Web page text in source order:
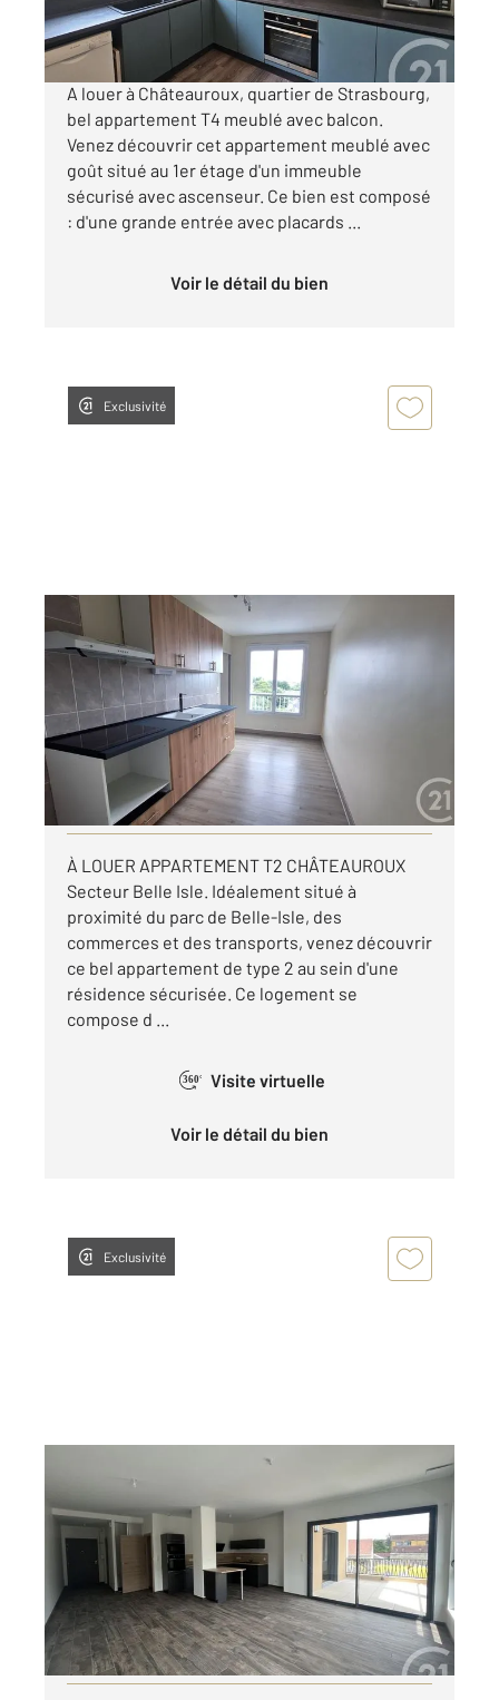
par mois charges comprises
A louer à Châteauroux, quartier de Strasbourg,
bel appartement T4 meublé avec balcon.
Venez découvrir cet appartement meublé avec
goût situé au 1er étage d'un immeuble
sécurisé avec ascenseur. Ce bien est composé
: d'une grande entrée avec placards ...
Voir le détail du bien
Exclusivité
CHATEAUROUX 36
54,10 m , 2 pièces
Ref : 10423
Appartement à louer
555 €
par mois charges comprises
Visiter le site dédié
À LOUER APPARTEMENT T2 CHÂTEAUROUX
Secteur Belle Isle. Idéalement situé à
proximité du parc de Belle-Isle, des
commerces et des transports, venez découvrir
ce bel appartement de type 2 au sein d'une
résidence sécurisée. Ce logement se
compose d ...
360° Visite virtuelle
Voir le détail du bien
Exclusivité
CHATEAUROUX 36
89,95 m
Ref : 10416
Appartement T3 à louer
1 172 €
par mois charges comprises
Visiter le site dédié